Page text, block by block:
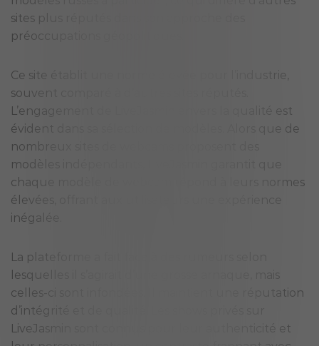
sites plus réputés dans son approche des
préoccupations géopolitiques.
Ce site établit une norme élevée pour l’industrie,
souvent comparé à d’autres sites réputés.
L’engagement de LiveJasmin envers la qualité est
évident dans sa sélection de modèles. Alors que de
nombreux sites de webcams proposent des
modèles indépendants, LiveJasmin garantit que
chaque modèle de webcam répond à leurs normes
élevées, offrant aux utilisateurs une expérience
inégalée.
La plateforme a fait face à des rumeurs selon
lesquelles il s’agirait d’une grosse arnaque, mais
celles-ci sont infondées. Il maintient une réputation
d’intégrité et de qualité. Les shows privés sur
LiveJasmin sont connus pour leur authenticité et